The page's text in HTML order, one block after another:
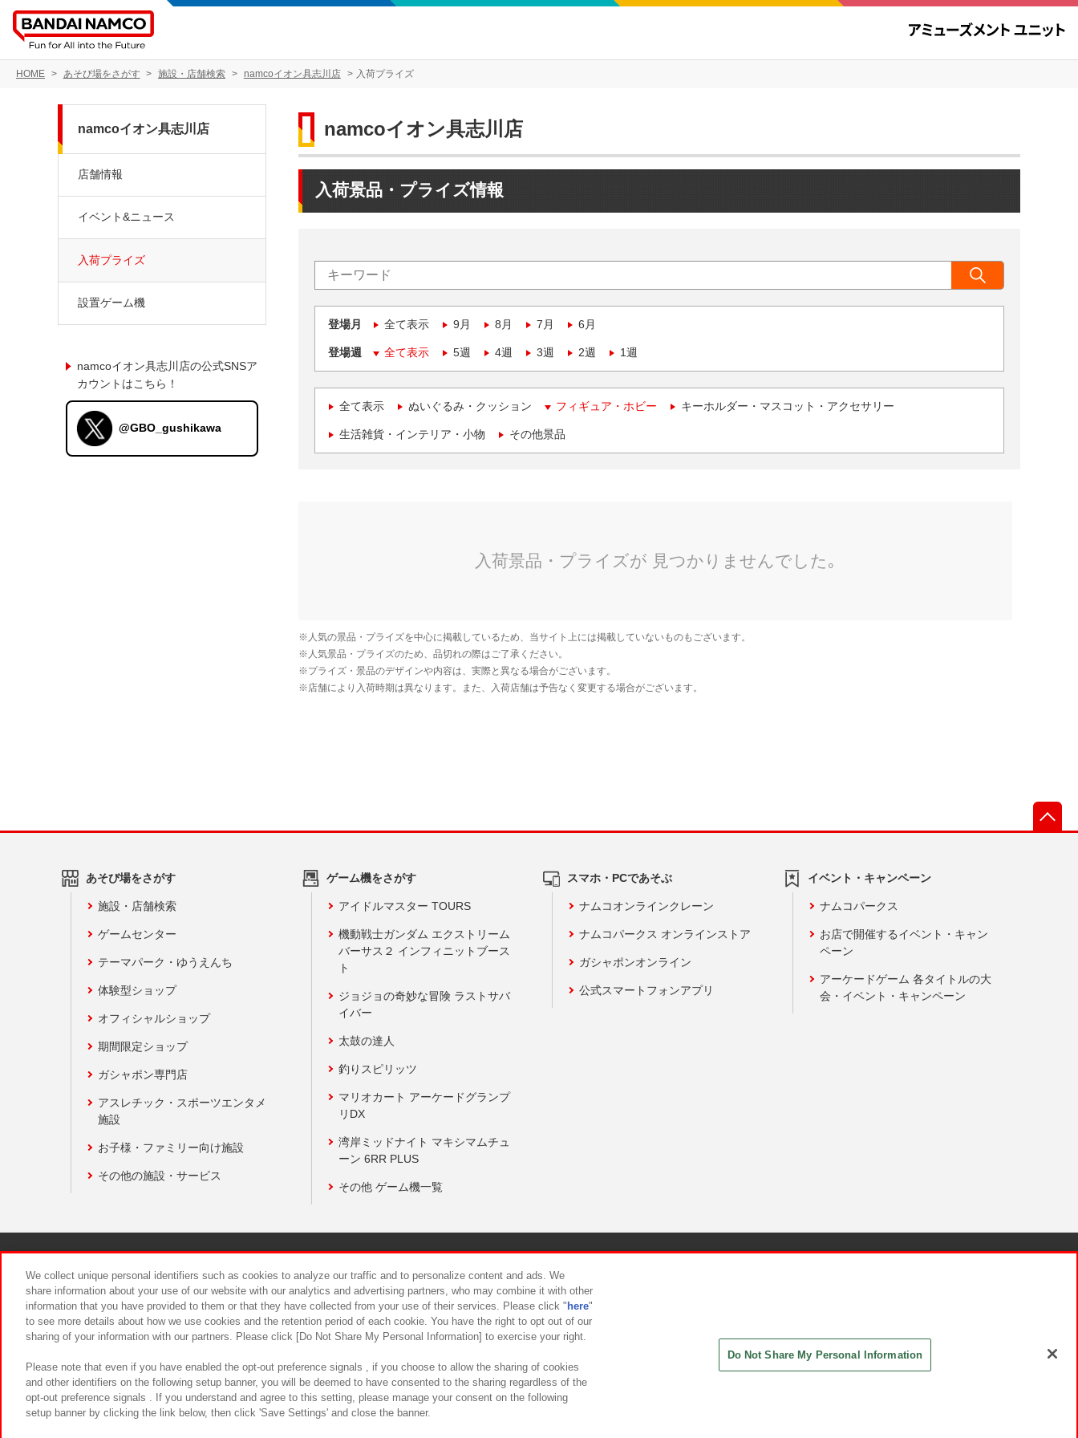
HOME あそび場をさがす 施設・店舗検索 namcoイオン具志川店 入荷プライズ
namcoイオン具志川店
入荷景品・プライズ情報
登場月 全て表示 9月 8月 7月 6月
登場週 全て表示 5週 4週 3週 2週 1週
全て表示 ぬいぐるみ・クッション フィギュア・ホビー キーホルダー・マスコット・アクセサリー
生活雑貨・インテリア・小物 その他景品
namcoイオン具志川店
店舗情報
イベント&ニュース
入荷プライズ
設置ゲーム機
namcoイオン具志川店の公式SNSア
カウントはこちら！
@GBO_gushikawa
あそび場をさがす
施設・店舗検索
ゲームセンター
テーマパーク・ゆうえんち
体験型ショップ
オフィシャルショップ
期間限定ショップ
ガシャポン専門店
アスレチック・スポーツエンタメ
施設
お子様・ファミリー向け施設
その他の施設・サービス
ゲーム機をさがす
アイドルマスター TOURS
機動戦士ガンダム エクストリーム
バーサス２ インフィニットブース
ト
ジョジョの奇妙な冒険 ラストサバ
イバー
太鼓の達人
釣りスピリッツ
マリオカート アーケードグランプ
リDX
湾岸ミッドナイト マキシマムチュ
ーン 6RR PLUS
その他 ゲーム機一覧
スマホ・PCであそぶ
ナムコオンラインクレーン
ナムコパークス オンラインストア
ガシャポンオンライン
公式スマートフォンアプリ
イベント・キャンペーン
ナムコパークス
お店で開催するイベント・キャン
ペーン
アーケードゲーム 各タイトルの大
会・イベント・キャンペーン
食品のご提供について カスタマーハラスメント対応方針
We collect unique personal identifiers such as cookies to analyze our traffic and to personalize content and ads. We
share information about your use of our website with our analytics and advertising partners, who may combine it with other
information that you have provided to them or that they have collected from your use of their services. Please click " here"
to see more details about how we use cookies and the retention period of each cookie. You have the right to opt out of our
sharing of your information with our partners. Please click [Do Not Share My Personal Information] to exercise your right.
Please note that even if you have enabled the opt-out preference signals , if you choose to allow the sharing of cookies
and other identifiers on the following setup banner, you will be deemed to have consented to the sharing regardless of the
opt-out preference signals . If you understand and agree to this setting, please manage your consent on the following
setup banner by clicking the link below, then click 'Save Settings' and close the banner.
Do Not Share My Personal Information